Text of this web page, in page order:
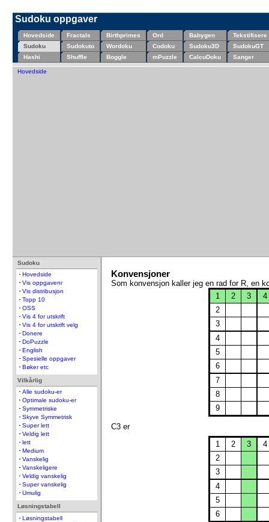
Sudoku oppgaver
Hovedside Fractals Birthprimes Ord Babygen
Tekstifisere
Sudoku
Sudokuto Wordoku Codoku Sudoku3D
SudokuGT
Hashi
Shuffle Boggle mPuzzle CalcuDoku Sanger
Hovedside
Sudoku
Hovedside
Vis oppgavenr
Vis distribusjon
Topp 10
OSS
Vis 4 for utskrift
Vis 4 for utskrift velg
Donere
DoPuzzle
English
Spesielle oppgaver
Bøker etc
Vilkårlig
Alle sudoku-er
Optimale sudoku-er
Symmetriske
Skyve Symmetrisk
Super lett
Veldig lett
lett
Medium
Vanskelig
Vanskeligere
Veldig vanskelig
Super vanskelig
Umulig
Løsningstabell
Løsningstabell
Konvensjoner
Som konvensjon kaller jeg en rad for R, en
1
2 3
4
2
3
4
5
6
7
8
9
C3 er
1
2 3
4
2
3
4
5
6